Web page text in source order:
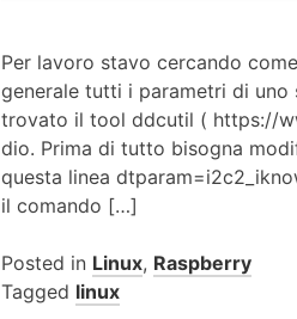
Per lavoro stavo cercando
generale tutti i parametri di uno
trovato il tool ddcutil ( https://
dio. Prima di tutto bisogna
questa linea
il comando […]
Posted in Linux, Raspberry
Tagged linux